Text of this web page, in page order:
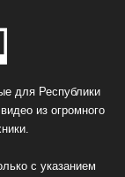
для Республики
из огромного
с указанием